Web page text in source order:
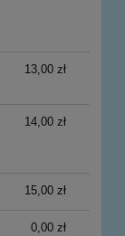
13,00 zł
14,00 zł
15,00 zł
0,00 zł